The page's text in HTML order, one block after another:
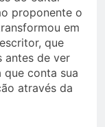
proponente o
em
que
antes de ver
que conta sua
através da